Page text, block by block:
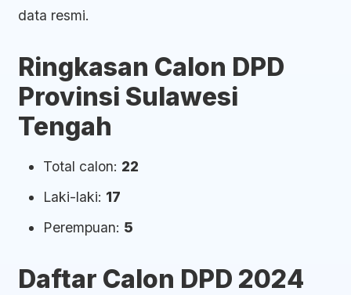
data resmi.
Ringkasan Calon DPD
Provinsi Sulawesi
Tengah
Total calon: 22
Laki-laki: 17
Perempuan: 5
Daftar Calon DPD 2024